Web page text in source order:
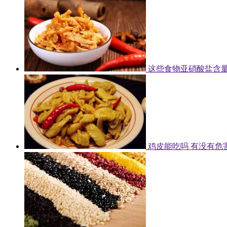
这些食物亚硝酸盐含
鸡皮能吃吗 有没有危